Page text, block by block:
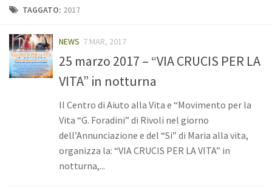
Home
Chi siamo
Direttivo
Pubblicazione: ViVo
TAGGATO: 2017
NEWS 7 MAR, 2017
25 marzo 2017 – “VIA CRUCIS PER LA
VITA” in notturna
Il Centro di Aiuto alla Vita e “Movimento per la
Vita “G. Foradini” di Rivoli nel giorno
dell’Annunciazione e del “Si” di Maria alla vita,
organizza la: “VIA CRUCIS PER LA VITA” in
notturna,...